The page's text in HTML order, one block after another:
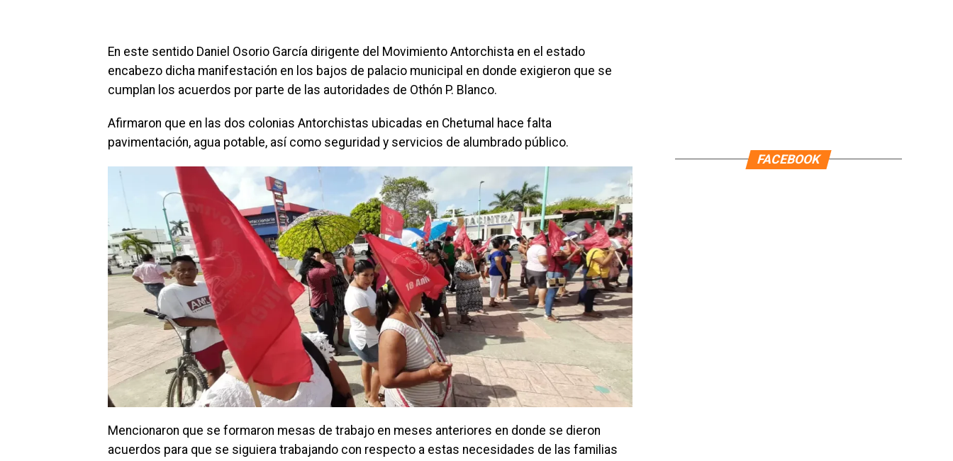
En este sentido Daniel Osorio García dirigente del Movimiento Antorchista en el estado
encabezo dicha manifestación en los bajos de palacio municipal en donde exigieron que se
cumplan los acuerdos por parte de las autoridades de Othón P. Blanco.
Afirmaron que en las dos colonias Antorchistas ubicadas en Chetumal hace falta
pavimentación, agua potable, así como seguridad y servicios de alumbrado público.
Mencionaron que se formaron mesas de trabajo en meses anteriores en donde se dieron
acuerdos para que se siguiera trabajando con respecto a estas necesidades de las familias
FACEBOOK